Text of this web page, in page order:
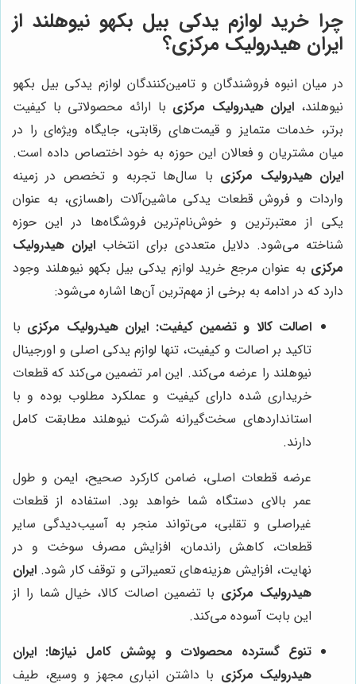
چرا خرید لوازم یدکی بیل بکهو نیوهلند از
ایران هیدرولیک مرکزی؟
در میان انبوه فروشندگان و تامین‌کنندگان لوازم یدکی بیل بکهو
نیوهلند، ایران هیدرولیک مرکزی با ارائه محصولاتی با کیفیت
برتر، خدمات متمایز و قیمت‌های رقابتی، جایگاه ویژه‌ای را در
میان مشتریان و فعالان این حوزه به خود اختصاص داده است.
ایران هیدرولیک مرکزی با سال‌ها تجربه و تخصص در زمینه
واردات و فروش قطعات یدکی ماشین‌آلات راهسازی، به عنوان
یکی از معتبرترین و خوش‌نام‌ترین فروشگاه‌ها در این حوزه
شناخته می‌شود. دلایل متعددی برای انتخاب ایران هیدرولیک
مرکزی به عنوان مرجع خرید لوازم یدکی بیل بکهو نیوهلند وجود
دارد که در ادامه به برخی از مهم‌ترین آن‌ها اشاره می‌شود:
اصالت کالا و تضمین کیفیت: ایران هیدرولیک مرکزی با
تاکید بر اصالت و کیفیت، تنها لوازم یدکی اصلی و اورجینال
نیوهلند را عرضه می‌کند. این امر تضمین می‌کند که قطعات
خریداری شده دارای کیفیت و عملکرد مطلوب بوده و با
استانداردهای سخت‌گیرانه شرکت نیوهلند مطابقت کامل
دارند.
عرضه قطعات اصلی، ضامن کارکرد صحیح، ایمن و طول
عمر بالای دستگاه شما خواهد بود. استفاده از قطعات
غیراصلی و تقلبی، می‌تواند منجر به آسیب‌دیدگی سایر
قطعات، کاهش راندمان، افزایش مصرف سوخت و در
نهایت، افزایش هزینه‌های تعمیراتی و توقف کار شود. ایران
هیدرولیک مرکزی با تضمین اصالت کالا، خیال شما را از
این بابت آسوده می‌کند.
تنوع گسترده محصولات و پوشش کامل نیازها: ایران
هیدرولیک مرکزی با داشتن انباری مجهز و وسیع، طیف